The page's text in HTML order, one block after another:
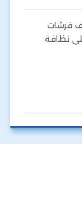
فرشات
نظافة